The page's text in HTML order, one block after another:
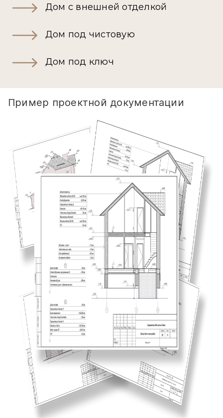
Дом с внешней отделкой
Дом под чистовую
Дом под ключ
Пример проектной документации